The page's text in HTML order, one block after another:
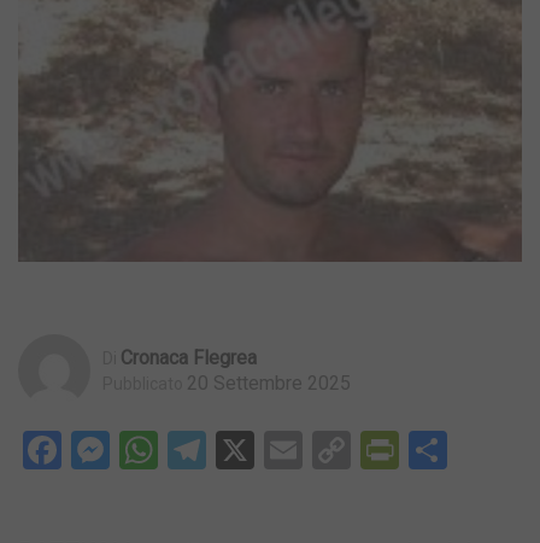
Cronaca Flegrea
20 Settembre 2025
Facebook
Messenger
WhatsApp
Telegram
X EmailCopy